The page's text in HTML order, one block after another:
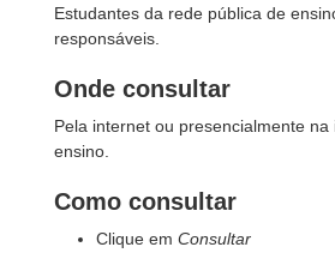
Estudantes da rede pública de
responsáveis.
Onde consultar
Pela internet ou presencialmente na
ensino.
Como consultar
Clique em Consultar